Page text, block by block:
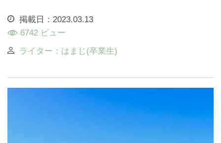
掲載日：2023.03.13
6742 ビュー
ライター：はまじ(卒業生)